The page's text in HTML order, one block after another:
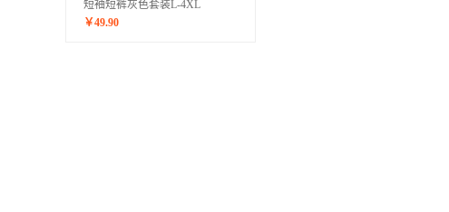
短袖短裤灰色套装L-4XL
￥49.90